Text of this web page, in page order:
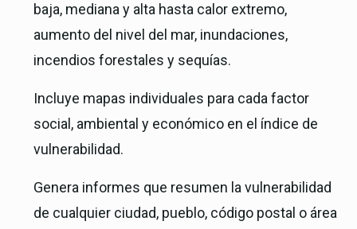
baja, mediana y alta hasta calor extremo,
aumento del nivel del mar, inundaciones,
incendios forestales y sequías.
Incluye mapas individuales para cada factor
social, ambiental y económico en el índice de
vulnerabilidad.
Genera informes que resumen la vulnerabilidad
de cualquier ciudad, pueblo, código postal o área